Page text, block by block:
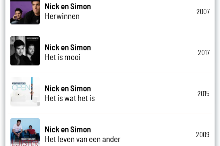
Nick en Simon
Herwinnen
2007
Nick en Simon
Het is mooi
2017
Nick en Simon
Het is wat het is
2015
Nick en Simon
Het leven van een ander
2009